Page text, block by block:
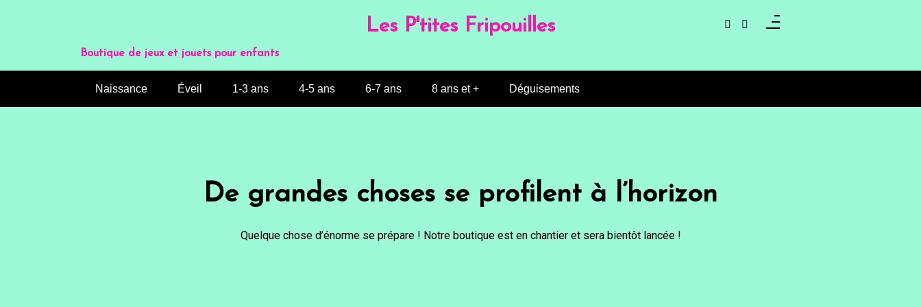
Les P'tites Fripouilles
Boutique de jeux et jouets pour enfants
Naissance Éveil 1-3 ans 4-5 ans 6-7 ans 8 ans et + Déguisements
De grandes choses se profilent à l’horizon
Quelque chose d’énorme se prépare ! Notre boutique est en chantier et sera bientôt lancée !